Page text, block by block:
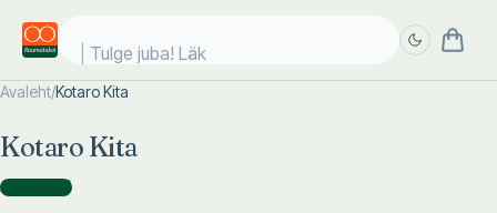
Tulge juba! Läki
Avaleht/Kotaro Kita
Kotaro Kita
Autorina )